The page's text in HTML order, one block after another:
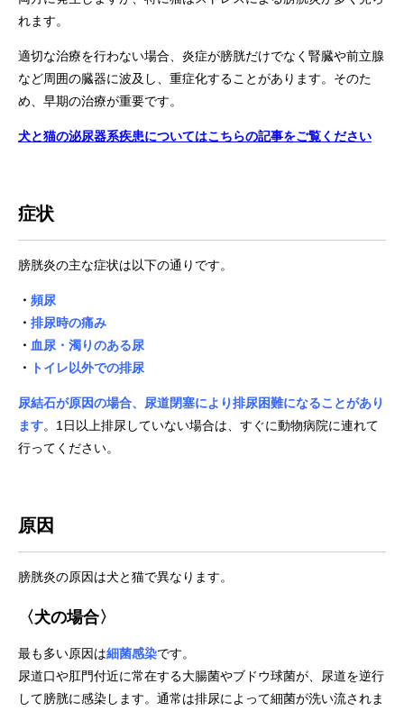
れます。
適切な治療を行わない場合、炎症が膀胱だけでなく腎臓や前立腺
など周囲の臓器に波及し、重症化することがあります。そのた
め、早期の治療が重要です。
犬と猫の泌尿器系疾患についてはこちらの記事をご覧ください
症状
膀胱炎の主な症状は以下の通りです。
・ 頻尿
・ 排尿時の痛み
・ 血尿・濁りのある尿
・
トイレ以外での排尿
尿結石が原因の場合、尿道閉塞により排尿困難になることがあり
ます。1日以上排尿していない場合は、すぐに動物病院に連れて
行ってください。
原因
膀胱炎の原因は犬と猫で異なります。
〈犬の場合〉
最も多い原因は細菌感染です。
尿道口や肛門付近に常在する大腸菌やブドウ球菌が、尿道を逆行
して膀胱に感染します。通常は排尿によって細菌が洗い流されま